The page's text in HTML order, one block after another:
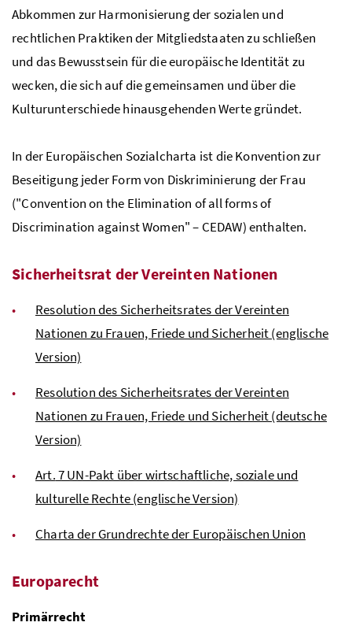
Abkommen zur Harmonisierung der sozialen und
rechtlichen Praktiken der Mitgliedstaaten zu schließen
und das Bewusstsein für die europäische Identität zu
wecken, die sich auf die gemeinsamen und über die
Kulturunterschiede hinausgehenden Werte gründet.
In der Europäischen Sozialcharta ist die Konvention zur
Beseitigung jeder Form von Diskriminierung der Frau
("Convention on the Elimination of all forms of
Discrimination against Women" – CEDAW) enthalten.
Sicherheitsrat der Vereinten Nationen
Resolution des Sicherheitsrates der Vereinten
Nationen zu Frauen, Friede und Sicherheit (englische
Version)
Resolution des Sicherheitsrates der Vereinten
Nationen zu Frauen, Friede und Sicherheit (deutsche
Version)
Art.7 UN-Pakt über wirtschaftliche, soziale und
kulturelle Rechte (englische Version)
Charta der Grundrechte der Europäischen Union
Europarecht
Primärrecht